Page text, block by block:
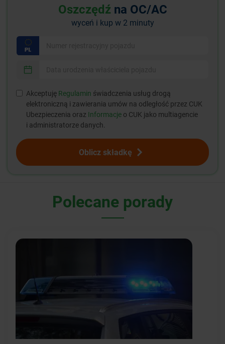
Oszczędź na OC/AC
wyceń i kup w 2 minuty
Akceptuję Regulamin świadczenia usług drogą
elektroniczną i zawierania umów na odległość przez CUK
Ubezpieczenia oraz Informacje o CUK jako multiagencie
i administratorze danych.
Oblicz składkę
Polecane porady